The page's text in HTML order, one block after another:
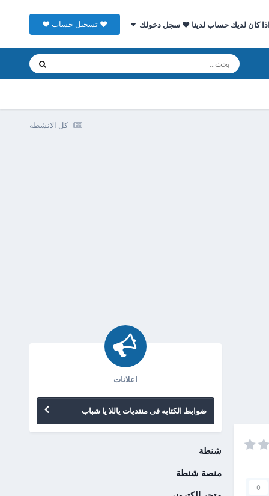
كان لديك حساب لدينا ♥ سجل دخولك ♥ تسجيل حساب ♥
كل الانشطة
0
اعلانات
ضوابط الكتابه فى منتديات ياللا يا شباب
شنطة
منصة شنطة